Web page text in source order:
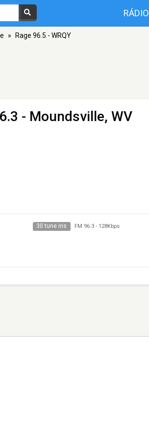
RÁDIO
» Rage 96.5 - WRQY
- Moundsville, WV
30 tune ins FM 96.3- 128Kbps